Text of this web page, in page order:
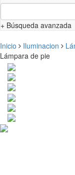
+ Búsqueda avanzada
Inicio Iluminacion
Lámpara de pie